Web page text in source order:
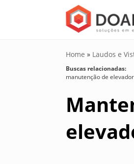
Home » Laudos e
Buscas relacionadas:
manutenção de